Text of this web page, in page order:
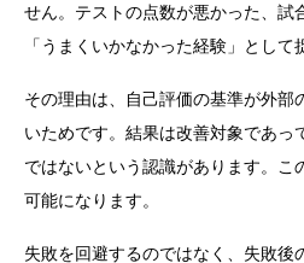
せん。テストの点数が悪かった、試
「うまくいかなかった経験」として
その理由は、自己評価の基準が外部
いためです。結果は改善対象であっ
ではないという認識があります。こ
可能になります。
失敗を回避するのではなく、失敗後